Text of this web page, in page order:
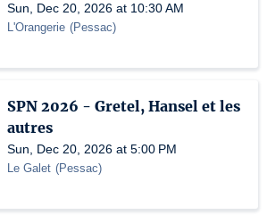
Sun, Dec 20, 2026 at 10:30 AM
L'Orangerie (Pessac)
SPN 2026 - Gretel, Hansel et les
autres
Sun, Dec 20, 2026 at 5:00 PM
Le Galet (Pessac)